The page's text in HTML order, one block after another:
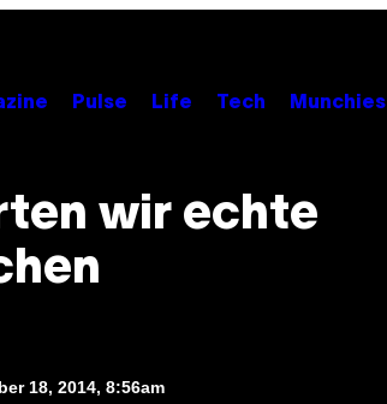
Pulse Life Tech Munchies
wir echte
18, 2014, 8:56am